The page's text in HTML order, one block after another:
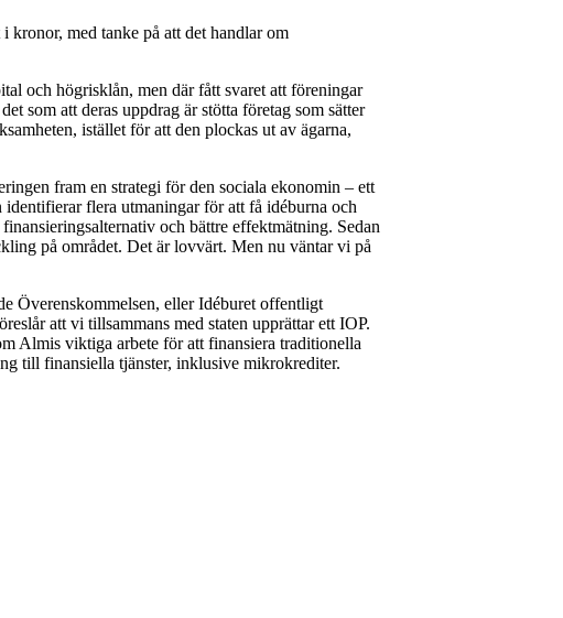
kronor, med tanke på att det handlar om
och högrisklån, men där fått svaret att föreningar
som att deras uppdrag är stötta företag som sätter
istället för att den plockas ut av ägarna,
fram en strategi för den sociala ekonomin – ett
flera utmaningar för att få idéburna och
och bättre effektmätning. Sedan
på området. Det är lovvärt. Men nu väntar vi på
Överenskommelsen, eller Idéburet offentligt
att vi tillsammans med staten upprättar ett IOP.
Almis viktiga arbete för att finansiera traditionella
till finansiella tjänster, inklusive mikrokrediter.